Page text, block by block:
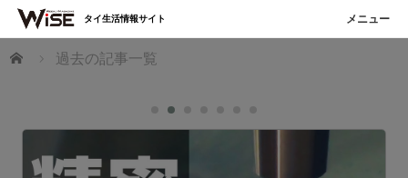
ホーム 過去の記事一覧
タイ生活情報サイト